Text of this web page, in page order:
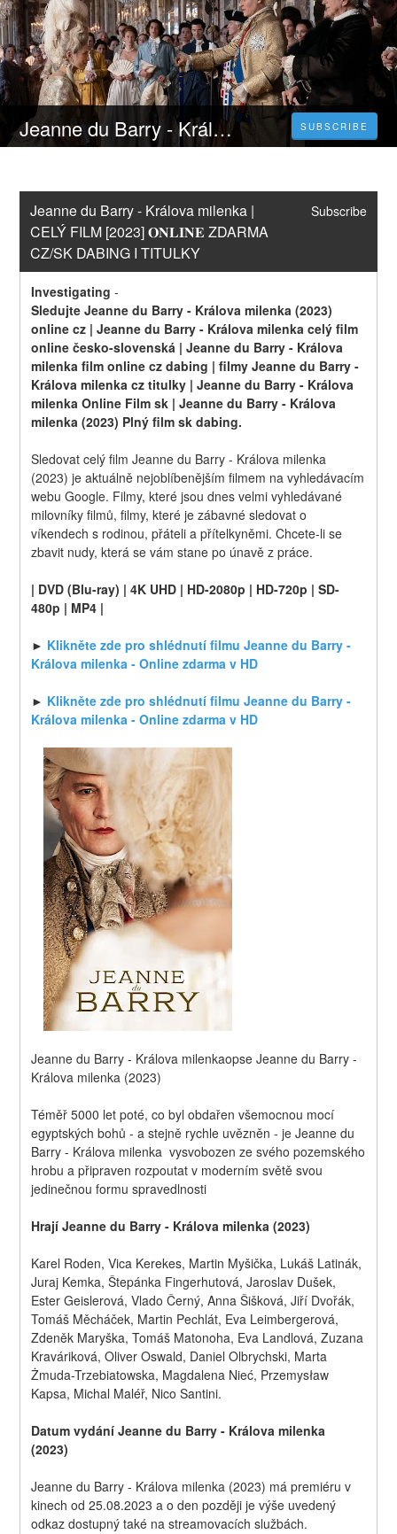
Jeanne du Barry - Králova milenka | CELÝ FILM [2023] 𝐎𝐍𝐋𝐈𝐍𝐄 ZDARMA CZ/SK DABING I TITULKY SUBSCRIBE
Jeanne du Barry - Králova milenka |
CELÝ FILM [2023] 𝐎𝐍𝐋𝐈𝐍𝐄 ZDARMA
CZ/SK DABING I TITULKY
Subscribe
Investigating -
Sledujte Jeanne du Barry - Králova milenka (2023)
online cz | Jeanne du Barry - Králova milenka celý film
online česko-slovenská | Jeanne du Barry - Králova
milenka film online cz dabing | filmy Jeanne du Barry -
Králova milenka cz titulky | Jeanne du Barry - Králova
milenka Online Film sk | Jeanne du Barry - Králova
milenka (2023) Plný film sk dabing.
Sledovat celý film Jeanne du Barry - Králova milenka
(2023) je aktuálně nejoblíbenějším filmem na vyhledávacím
webu Google. Filmy, které jsou dnes velmi vyhledávané
milovníky filmů, filmy, které je zábavné sledovat o
víkendech s rodinou, přáteli a přítelkyněmi. Chcete-li se
zbavit nudy, která se vám stane po únavě z práce.
| DVD (Blu-ray) | 4K UHD | HD-2080p | HD-720p | SD-
480p | MP4 |
► Klikněte zde pro shlédnutí filmu Jeanne du Barry -
Králova milenka - Online zdarma v HD
► Klikněte zde pro shlédnutí filmu Jeanne du Barry -
Králova milenka - Online zdarma v HD
Jeanne du Barry - Králova milenkaopse Jeanne du Barry -
Králova milenka (2023)
Téměř 5000 let poté, co byl obdařen všemocnou mocí
egyptských bohů - a stejně rychle uvězněn - je Jeanne du
Barry - Králova milenka  vysvobozen ze svého pozemského
hrobu a připraven rozpoutat v moderním světě svou
jedinečnou formu spravedlnosti
Hrají Jeanne du Barry - Králova milenka (2023)
Karel Roden, Vica Kerekes, Martin Myšička, Lukáš Latinák,
Juraj Kemka, Štepánka Fingerhutová, Jaroslav Dušek,
Ester Geislerová, Vlado Černý, Anna Šišková, Jiří Dvořák,
Tomáš Měcháček, Martin Pechlát, Eva Leimbergerová,
Zdeněk Maryška, Tomáš Matonoha, Eva Landlová, Zuzana
Kraváriková, Oliver Oswald, Daniel Olbrychski, Marta
Żmuda-Trzebiatowska, Magdalena Nieć, Przemysław
Kapsa, Michal Maléř, Nico Santini.
Datum vydání Jeanne du Barry - Králova milenka
(2023)
Jeanne du Barry - Králova milenka (2023) má premiéru v
kinech od 25.08.2023 a o den později je výše uvedený
odkaz dostupný také na streamovacích službách.